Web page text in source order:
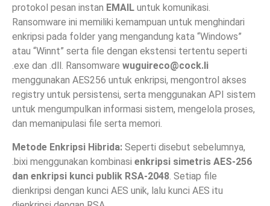
protokol pesan instan EMAIL untuk komunikasi.
Ransomware ini memiliki kemampuan untuk menghindari
enkripsi pada folder yang mengandung kata “Windows”
atau “Winnt” serta file dengan ekstensi tertentu seperti
.exe dan .dll. Ransomware wuguireco@cock.li
menggunakan AES256 untuk enkripsi, mengontrol akses
registry untuk persistensi, serta menggunakan API sistem
untuk mengumpulkan informasi sistem, mengelola proses,
dan memanipulasi file serta memori.
Metode Enkripsi Hibrida: Seperti disebut sebelumnya,
.bixi menggunakan kombinasi enkripsi simetris AES-256
dan enkripsi kunci publik RSA-2048 . Setiap file
dienkripsi dengan kunci AES unik, lalu kunci AES itu